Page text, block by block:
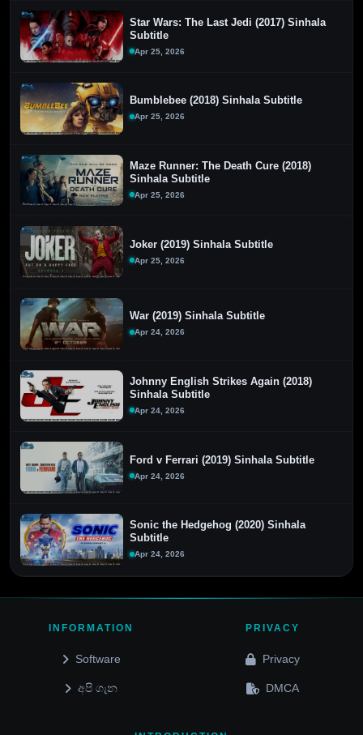
Star Wars: The Last Jedi (2017) Sinhala
Subtitle
Apr 25, 2026
Bumblebee (2018) Sinhala Subtitle
Apr 25, 2026
Maze Runner: The Death Cure (2018)
Sinhala Subtitle
Apr 25, 2026
Joker (2019) Sinhala Subtitle
Apr 25, 2026
War (2019) Sinhala Subtitle
Apr 24, 2026
Johnny English Strikes Again (2018)
Sinhala Subtitle
Apr 24, 2026
Ford v Ferrari (2019) Sinhala Subtitle
Apr 24, 2026
Sonic the Hedgehog (2020) Sinhala
Subtitle
Apr 24, 2026
INFORMATION
Software
අපි ගැන
PRIVACY
Privacy
DMCA